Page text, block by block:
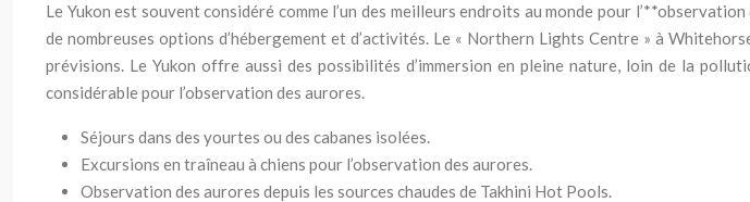
Le Yukon est souvent considéré comme l’un des meilleurs endroits au monde pour
de nombreuses options d’hébergement et d’activités. Le « Northern Lights Centre » à
prévisions. Le Yukon offre aussi des possibilités d’immersion en pleine nature, loin de la
considérable pour l’observation des aurores.
Séjours dans des yourtes ou des cabanes isolées.
Excursions en traîneau à chiens pour l’observation des aurores.
Observation des aurores depuis les sources chaudes de Takhini Hot Pools.